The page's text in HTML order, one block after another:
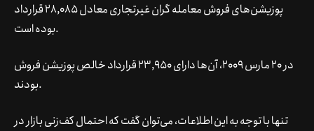
پوزیشن‌های فروش معامله گران غیرتجاری معادل 28,085 قرارداد
بوده است.
در 20 مارس 2009، آن‌ها دارای 23,950 قرارداد خالص پوزیشن فروش
بودند.
تنها با توجه به این اطلاعات، می‌توان گفت که احتمال کف‌زنی بازار در